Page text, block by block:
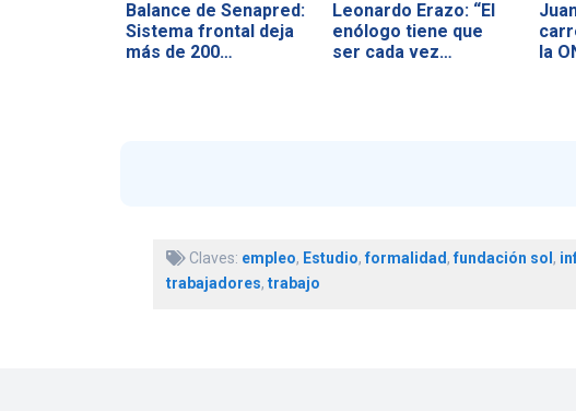
Balance de Senapred:
Sistema frontal deja
más de 200…
Leonardo Erazo: “El
enólogo tiene que
ser cada vez…
la
Claves: empleo, Estudio,formalidad,fundación sol ,
trabajadores, trabajo